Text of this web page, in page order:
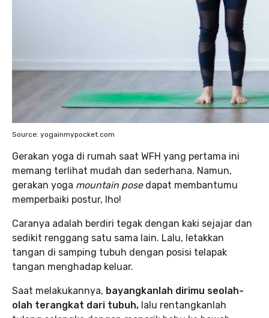
Source: yogainmypocket.com
Gerakan yoga di rumah saat WFH yang pertama ini
memang terlihat mudah dan sederhana. Namun,
gerakan yoga mountain pose dapat membantumu
memperbaiki postur, lho!
Caranya adalah berdiri tegak dengan kaki sejajar dan
sedikit renggang satu sama lain. Lalu, letakkan
tangan di samping tubuh dengan posisi telapak
tangan menghadap keluar.
Saat melakukannya, bayangkanlah dirimu seolah-
olah terangkat dari tubuh, lalu rentangkanlah